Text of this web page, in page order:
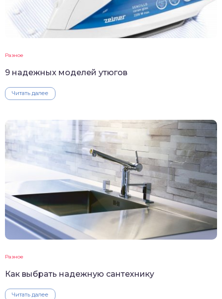
Разное
9 надежных моделей утюгов
Читать далее
Разное
Как выбрать надежную сантехнику
Читать далее